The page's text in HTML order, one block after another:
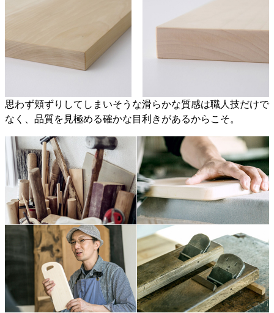
思わず頬ずりしてしまいそうな滑らかな質感は職人技だけで
なく、品質を見極める確かな目利きがあるからこそ。